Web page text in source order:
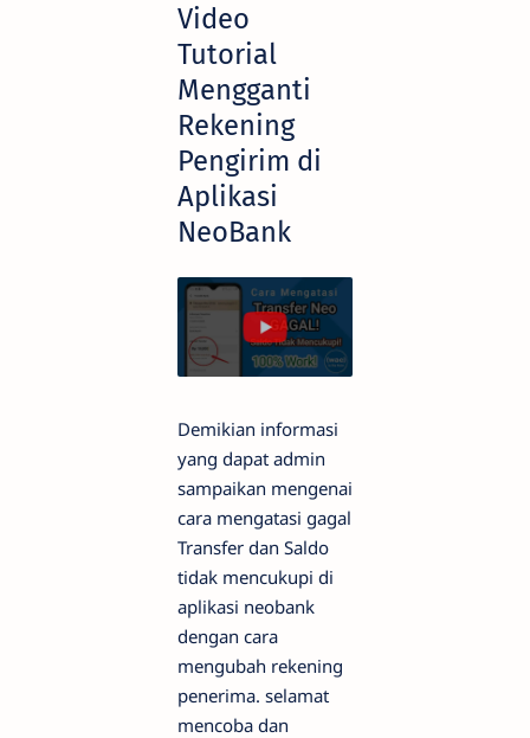
Video
Tutorial
Mengganti
Rekening
Pengirim di
Aplikasi
NeoBank
Demikian informasi
yang dapat admin
sampaikan mengenai
cara mengatasi gagal
Transfer dan Saldo
tidak mencukupi di
aplikasi neobank
dengan cara
mengubah rekening
penerima. selamat
mencoba dan